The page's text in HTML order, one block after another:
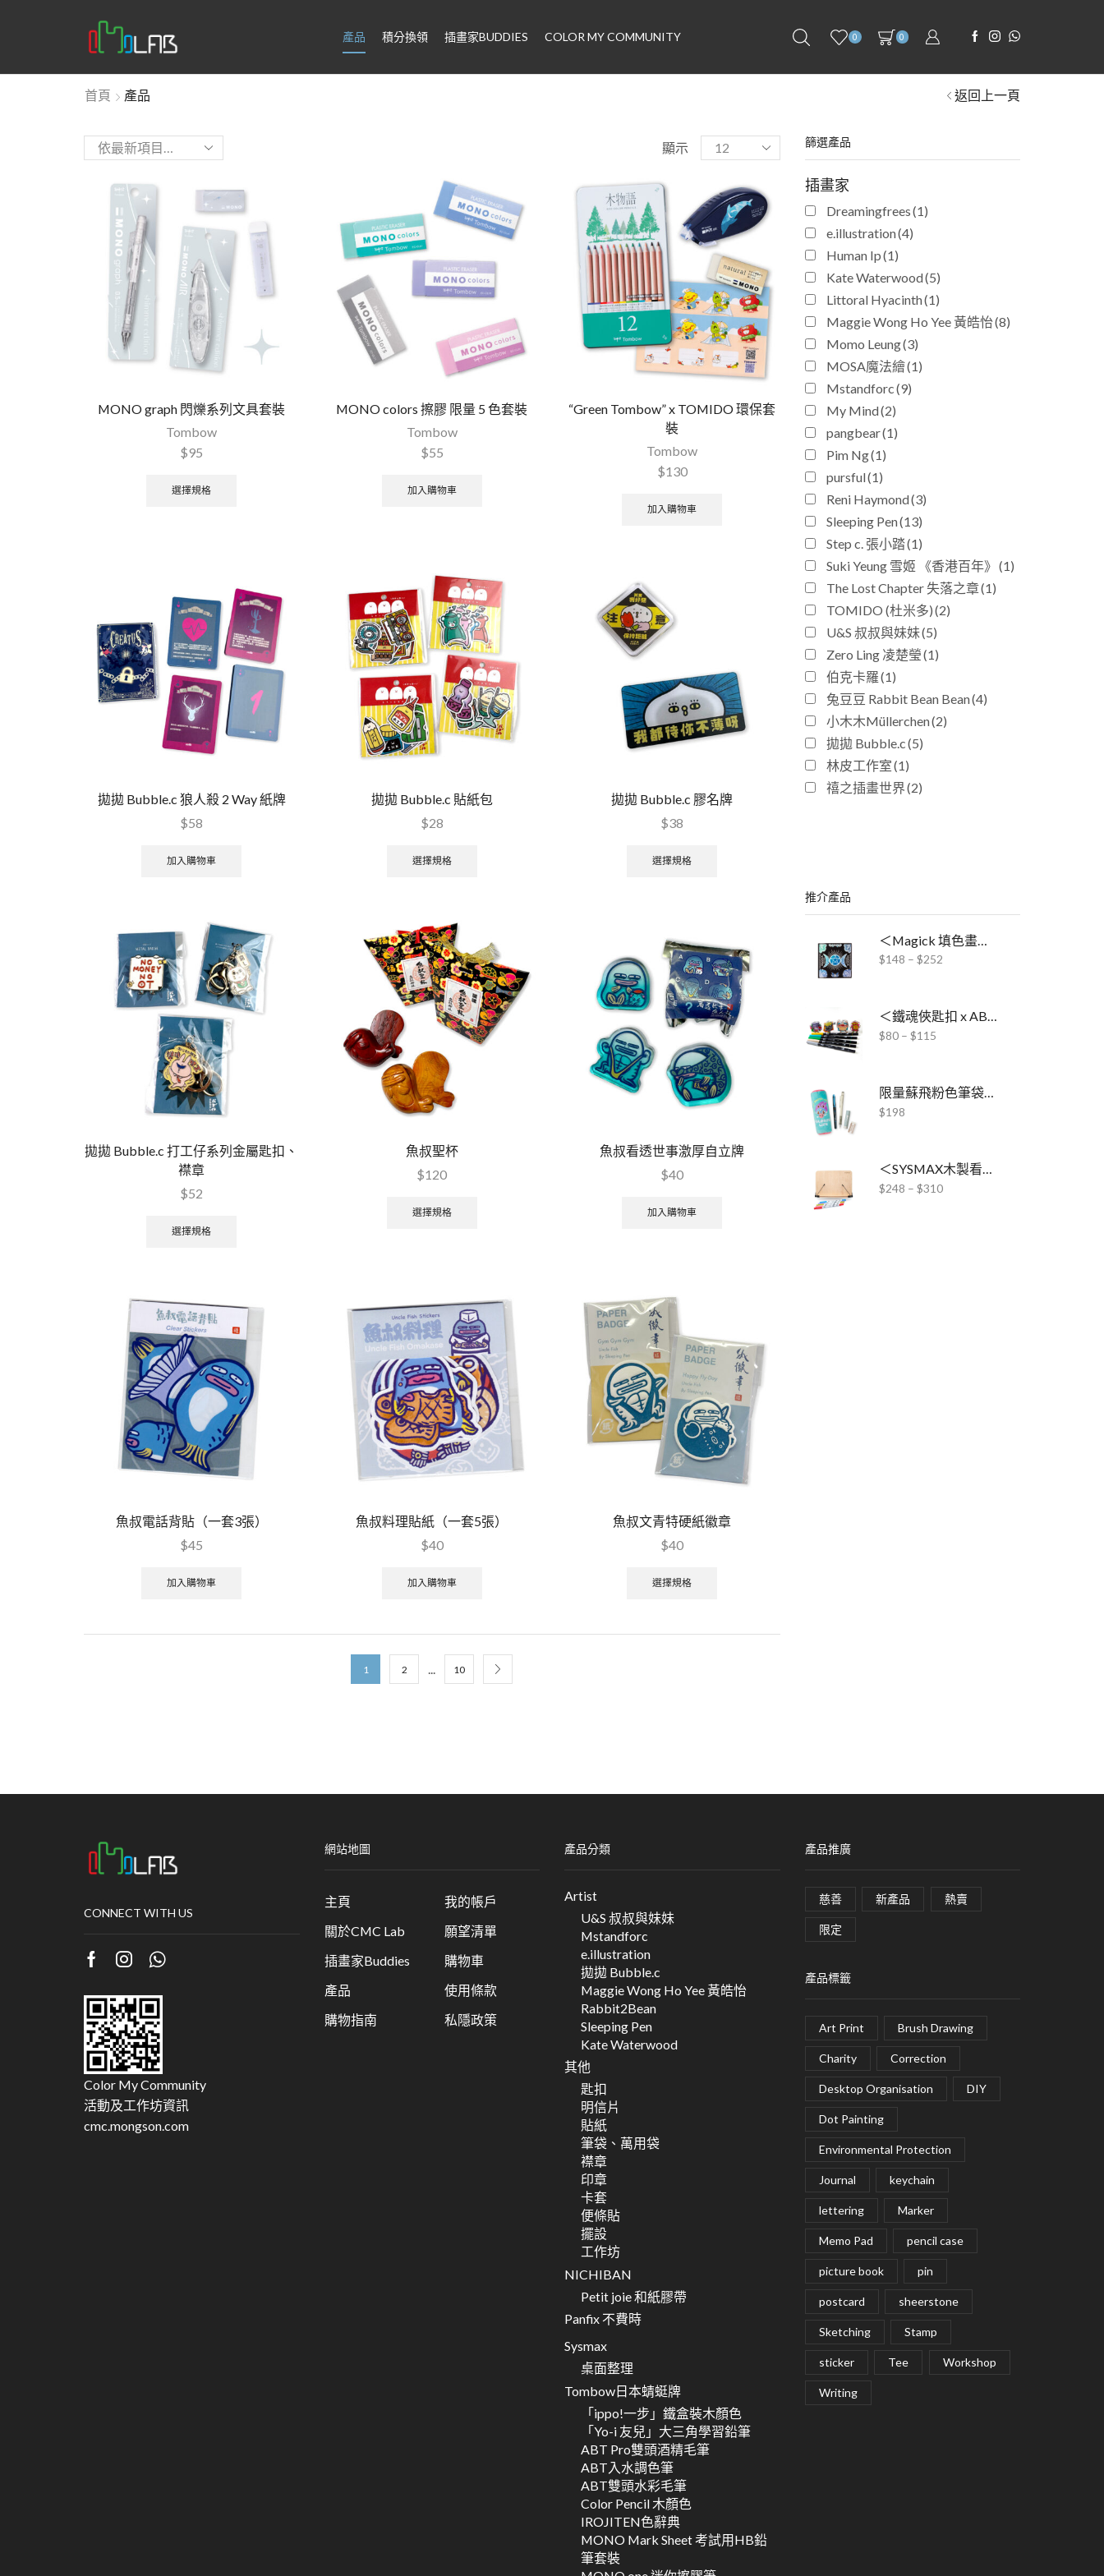
產品 積分換領 插畫家BUDDIES COLOR MY COMMUNITY 0 0
首頁 產品 返回上一頁
顯示
MONO graph 閃爍系列文具套裝
Tombow
$95
選擇規格
MONO colors 擦膠 限量 5 色套裝
Tombow
$55
加入購物車
“Green Tombow” x TOMIDO 環保套
裝
Tombow
$130
加入購物車
拋拋 Bubble.c 狼人殺 2 Way 紙牌
$58
加入購物車
拋拋 Bubble.c 貼紙包
$28
選擇規格
拋拋 Bubble.c 膠名牌
$38
選擇規格
拋拋 Bubble.c 打工仔系列金屬匙扣、
襟章
$52
選擇規格
魚叔聖杯
$120
選擇規格
魚叔看透世事激厚自立牌
$40
加入購物車
魚叔電話背貼（一套3張）
$45
加入購物車
魚叔料理貼紙（一套5張）
$40
加入購物車
魚叔文青特硬紙徽章
$40
選擇規格
1 2 ... 10
篩選產品
插畫家
Dreamingfrees(1)
e.illustration(4)
Human Ip(1)
Kate Waterwood(5)
Littoral Hyacinth(1)
Maggie Wong Ho Yee 黃皓怡(8)
Momo Leung(3)
MOSA魔法繪​(1)
Mstandforc(9)
My Mind(2)
pangbear(1)
Pim Ng(1)
pursful(1)
Reni Haymond(3)
Sleeping Pen(13)
Step c. 張小踏(1)
Suki Yeung 雪姬 《香港百年》 (1)
The Lost Chapter 失落之章(1)
TOMIDO (杜米多)(2)
U&S 叔叔與妹妹(5)
Zero Ling 凌楚瑩(1)
伯克卡羅(1)
兔豆豆 Rabbit Bean Bean(4)
小木木Müllerchen(2)
拋拋 Bubble.c(5)
林皮工作室(1)
禧之插畫世界(2)
推介產品
＜Magick 填色畫冊 x ABT Pro酒精毛筆＞聯乘套裝
$148 – $252
＜鐵魂俠匙扣 x ABT雙頭水彩毛筆＞聯乘套裝
$80 – $115
限量蘇飛粉色筆袋文具套裝
$198
＜SYSMAX木製看書架 x ABT Pro酒精毛筆＞套裝
$248 – $310
CONNECT WITH US
Color My Community
活動及工作坊資訊
cmc.mongson.com
網站地圖
主頁
關於CMC Lab
插畫家Buddies
產品
購物指南
我的帳戶
願望清單
購物車
使用條款
私隱政策
產品分類
Artist
U&S 叔叔與妹妹
Mstandforc
e.illustration
拋拋 Bubble.c
Maggie Wong Ho Yee 黃皓怡
Rabbit2Bean
Sleeping Pen
Kate Waterwood
其他
匙扣
明信片
貼紙
筆袋、萬用袋
襟章
印章
卡套
便條貼
擺設
工作坊
NICHIBAN
Petit joie 和紙膠帶
Panfix 不費時
Sysmax
桌面整理
Tombow日本蜻蜓牌
「ippo!一步」鐵盒裝木顏色
「Yo-i 友兒」大三角學習鉛筆
ABT Pro雙頭酒精毛筆
ABT入水調色筆
ABT雙頭水彩毛筆
Color Pencil 木顏色
IROJITEN色辭典
MONO Mark Sheet 考試用HB鉛
筆套裝
產品推廣
慈善 新產品 熱賣
限定
產品標籤
Art Print Brush Drawing
Charity Correction
Desktop Organisation DIY
Dot Painting
Environmental Protection
Journal keychain
lettering Marker
Memo Pad pencil case
picture book pin
postcard sheerstone
Sketching Stamp
sticker Tee Workshop
Writing